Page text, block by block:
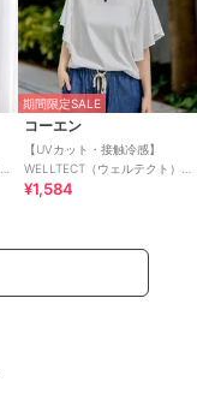
期間限定SALE
コーエン
【UVカット・接触冷感】
WELLTECT（ウェルテクト）
USAコットン フレアスリーブ
¥1,584